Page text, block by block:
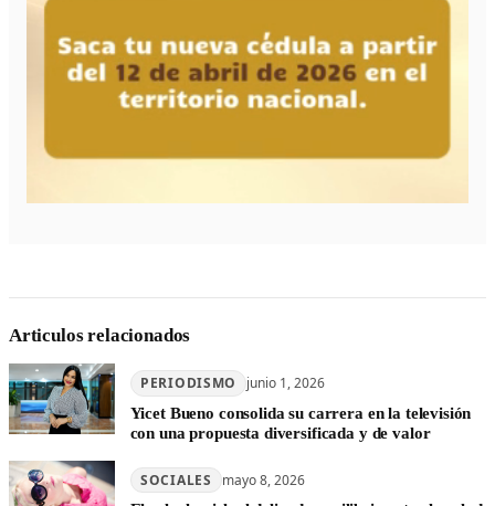
Articulos relacionados
PERIODISMO junio 1, 2026
Yicet Bueno consolida su carrera en la televisión
con una propuesta diversificada y de valor
SOCIALES mayo 8, 2026